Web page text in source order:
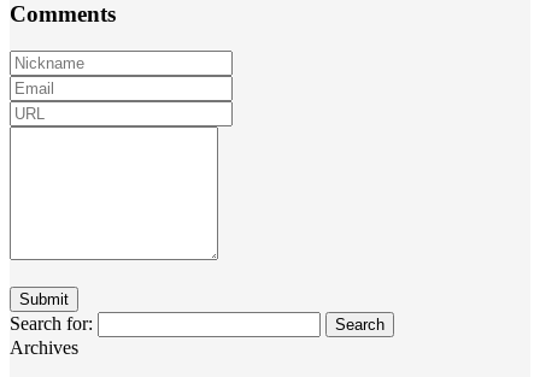
Comments
Search for:
Archives